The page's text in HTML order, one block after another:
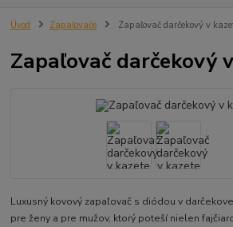
Úvod Zapaľovače Zapaľovač darčekový v
Zapaľovač darčekový
Luxusný kovový zapaľovač s diódou v
pre ženy a pre mužov, ktorý poteší nielen